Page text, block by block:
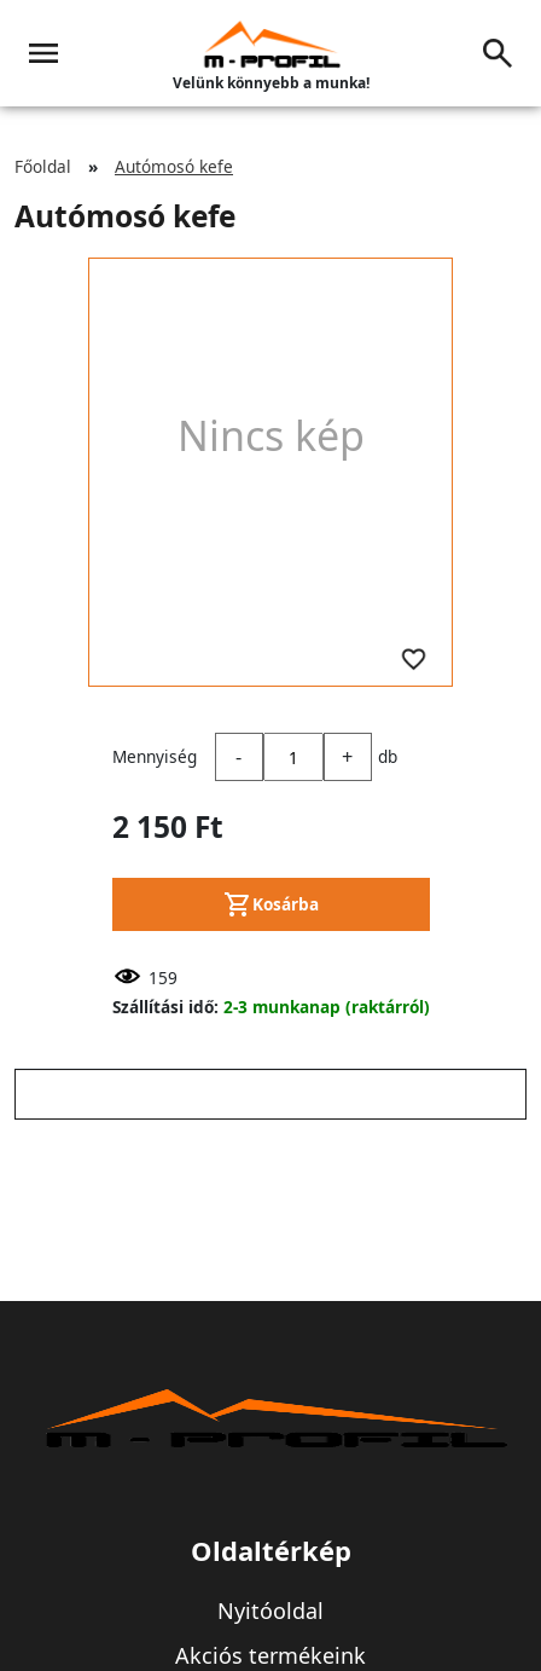
Velünk könnyebb a munka!
Főoldal Autómosó kefe
Autómosó kefe
Nincs kép
Mennyiség - + db
2 150 Ft
Kosárba
159
Szállítási idő: 2-3 munkanap (raktárról)
Oldaltérkép
Nyitóoldal
Akciós termékeink